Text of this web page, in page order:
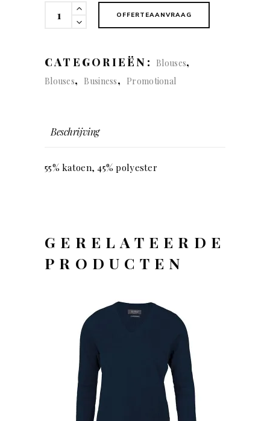
OFFERTEAANVRAAG
CATEGORIEËN: Blouses,
Blouses, Business, Promotional
Beschrijving
55% katoen, 45% polyester
GERELATEERDE
PRODUCTEN
OFFERTEAANVRAAG